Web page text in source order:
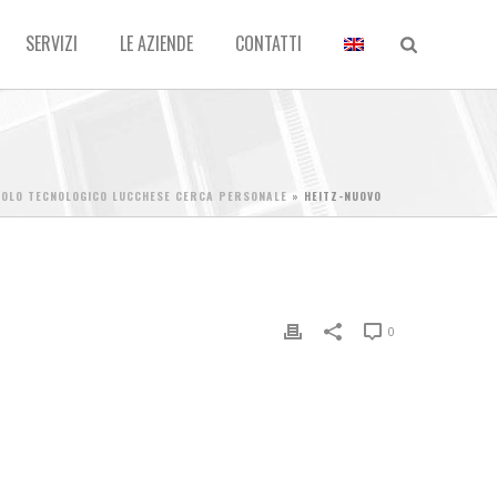
SERVIZI LE AZIENDE CONTATTI
TECNOLOGICO LUCCHESE CERCA PERSONALE » HEITZ-NUOVO
0